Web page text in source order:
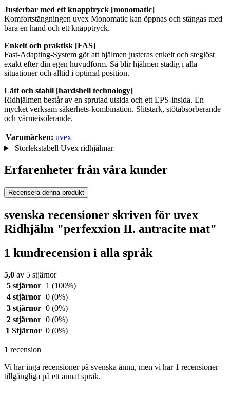
Justerbar med ett knapptryck [monomatic]
Komfortstängningen uvex Monomatic kan öppnas och stängas med
bara en hand och ett knapptryck.
Enkelt och praktisk [FAS]
Fast-Adapting-System gör att hjälmen justeras enkelt och steglöst
exakt efter din egen huvudform. Så blir hjälmen stadig i alla
situationer och alltid i optimal position.
Lätt och stabil [hardshell technology]
Ridhjälmen består av en sprutad utsida och ett EPS-insida. En
mycket verksam säkerhets-kombination. Slitstark, stötabsorberande
och värmeisolerande.
Varumärken: uvex
Storlekstabell Uvex ridhjälmar
Erfarenheter från våra kunder
Recensera denna produkt
svenska recensioner skriven för uvex
Ridhjälm "perfexxion II. antracite mat"
1 kundrecension i alla språk
5,0 av 5 stjärnor
5 stjärnor
1 (100%)
4 stjärnor 0 (0%)
3 stjärnor 0 (0%)
2 stjärnor 0 (0%)
1 Stjärnor 0 (0%)
1 recension
Vi har inga recensioner på svenska ännu, men vi har 1 recensioner
tillgängliga på ett annat språk.